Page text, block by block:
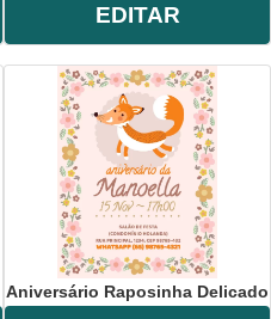
EDITAR
Aniversário Raposinha Delicado